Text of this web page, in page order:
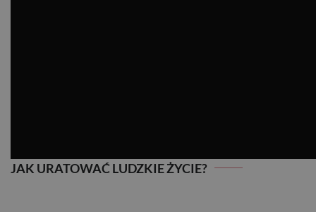
JAK URATOWAĆ LUDZKIE ŻYCIE?